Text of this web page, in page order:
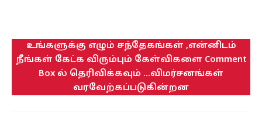
உங்களுக்கு எழும் சந்தேகங்கள் ,என்னிடம்
நீங்கள் கேட்க விரும்பும் கேள்விகளை Comment
Box ல் தெரிவிக்கவும் ...விமர்சனங்கள்
வரவேற்கப்படுகின்றன